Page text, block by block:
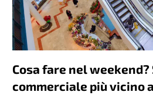
Cosa fare nel
commerciale più vicino